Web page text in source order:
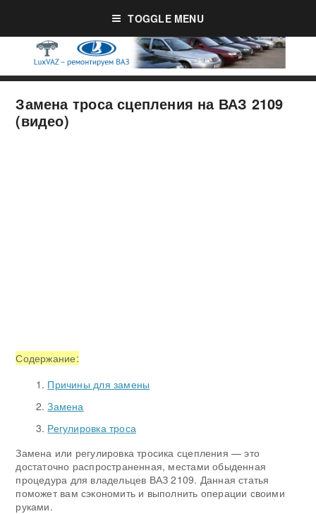
TOGGLE MENU
Замена троса сцепления на ВАЗ 2109
(видео)
Содержание:
Причины для замены
Замена
Регулировка троса
Замена или регулировка тросика сцепления — это
достаточно распространенная, местами обыденная
процедура для владельцев ВАЗ 2109. Данная статья
поможет вам сэкономить и выполнить операции своими
руками.